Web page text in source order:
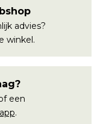
advies?
winkel.
een
.